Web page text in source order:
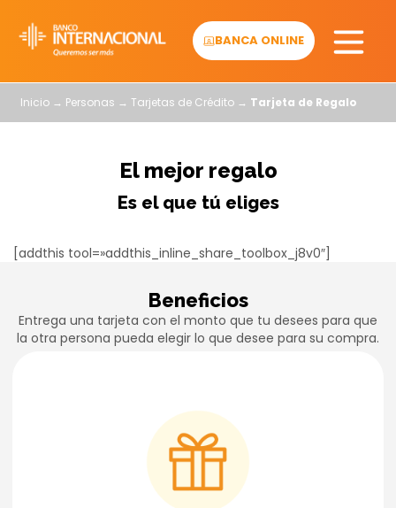
content
BANCA ONLINE
Inicio → Personas → Tarjetas de Crédito → Tarjeta de Regalo
El mejor regalo
Es el que tú eliges
[addthis tool=»addthis_inline_share_toolbox_j8v0″]
Beneficios
Entrega una tarjeta con el monto que tu desees para que
la otra persona pueda elegir lo que desee para su compra.